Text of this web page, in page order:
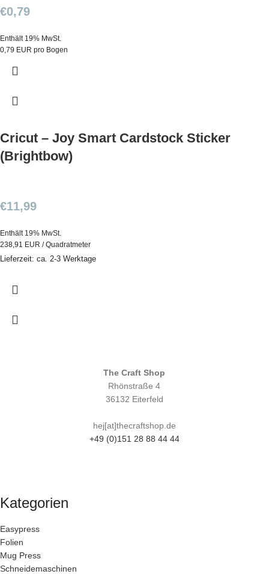
€0,79
Enthält 19% MwSt.
0,79 EUR pro Bogen
Cricut – Joy Smart Cardstock Sticker
(Brightbow)
€11,99
Enthält 19% MwSt.
238,91 EUR / Quadratmeter
Lieferzeit: ca. 2-3 Werktage
The Craft Shop
Rhönstraße 4
36132 Eiterfeld
hej[at]thecraftshop.de
+49 (0)151 28 88 44 44
Kategorien
Easypress
Folien
Mug Press
Schneidemaschinen